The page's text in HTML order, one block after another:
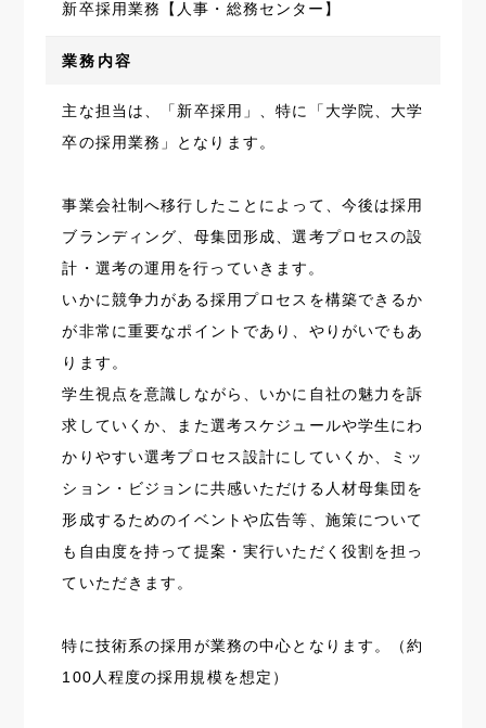
新卒採用業務【人事・総務センター】
業務内容
主な担当は、「新卒採用」、特に「大学院、大学
卒の採用業務」となります。
事業会社制へ移行したことによって、今後は採用
ブランディング、母集団形成、選考プロセスの設
計・選考の運用を行っていきます。
いかに競争力がある採用プロセスを構築できるか
が非常に重要なポイントであり、やりがいでもあ
ります。
学生視点を意識しながら、いかに自社の魅力を訴
求していくか、また選考スケジュールや学生にわ
かりやすい選考プロセス設計にしていくか、ミッ
ション・ビジョンに共感いただける人材母集団を
形成するためのイベントや広告等、施策について
も自由度を持って提案・実行いただく役割を担っ
ていただきます。
特に技術系の採用が業務の中心となります。（約
100人程度の採用規模を想定）